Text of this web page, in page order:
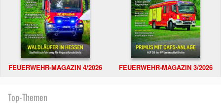
FEUERWEHR-MAGAZIN 4/2026 FEUERWEHR-MAGAZIN 3/2026
Top-Themen